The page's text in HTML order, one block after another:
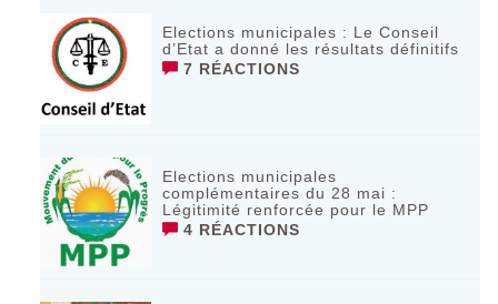
Elections municipales : Le Conseil
d’Etat a donné les résultats définitifs
7 RÉACTIONS
Elections municipales
complémentaires du 28 mai :
Légitimité renforcée pour le MPP
4 RÉACTIONS